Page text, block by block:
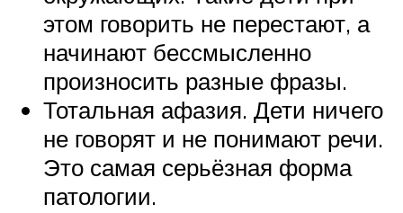
этом говорить не перестают, а
начинают бессмысленно
произносить разные фразы.
Тотальная афазия. Дети ничего
не говорят и не понимают речи.
Это самая серьёзная форма
патологии.